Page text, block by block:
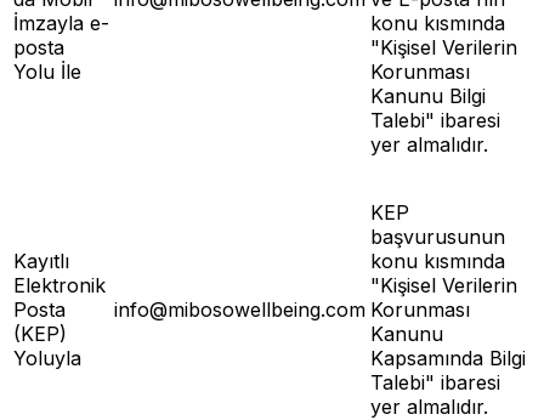
İmzayla e-
posta
Yolu İle
konu kısmında
"Kişisel Verilerin
Korunması
Kanunu Bilgi
Talebi" ibaresi
yer almalıdır.
Kayıtlı
Elektronik
Posta
(KEP)
Yoluyla
info@mibosowellbeing.com
KEP
başvurusunun
konu kısmında
"Kişisel Verilerin
Korunması
Kanunu
Kapsamında Bilgi
Talebi" ibaresi
yer almalıdır.